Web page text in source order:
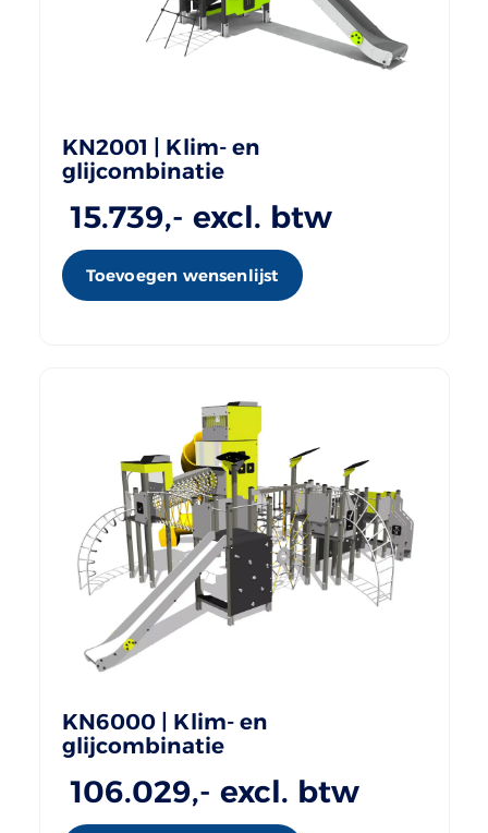
KN2001 | Klim- en
glijcombinatie
15.739,- excl. btw
Toevoegen wensenlijst
KN6000 | Klim- en
glijcombinatie
106.029,- excl. btw